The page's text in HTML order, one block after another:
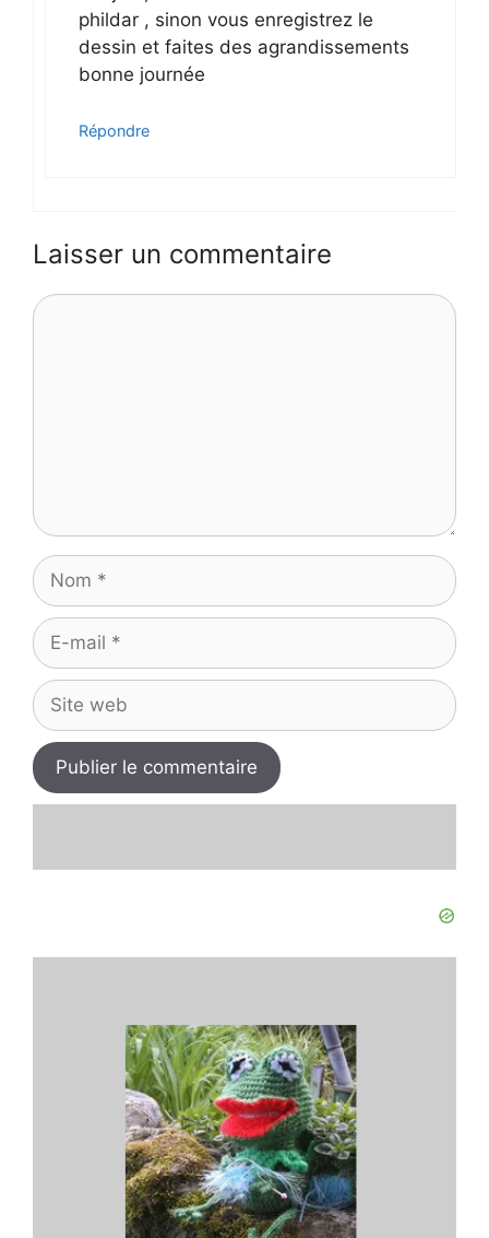
phildar , sinon vous enregistrez le
dessin et faites des agrandissements
bonne journée
Répondre
Laisser un commentaire
Commentaire
Nom
E-
mail
Site
web